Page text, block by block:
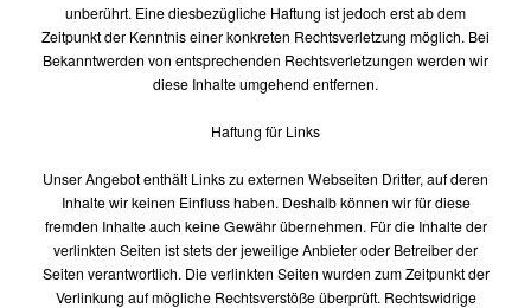
unberührt. Eine diesbezügliche Haftung ist jedoch erst ab dem
Zeitpunkt der Kenntnis einer konkreten Rechtsverletzung möglich. Bei
Bekanntwerden von entsprechenden Rechtsverletzungen werden wir
diese Inhalte umgehend entfernen.
Haftung für Links
Unser Angebot enthält Links zu externen Webseiten Dritter, auf deren
Inhalte wir keinen Einfluss haben. Deshalb können wir für diese
fremden Inhalte auch keine Gewähr übernehmen. Für die Inhalte der
verlinkten Seiten ist stets der jeweilige Anbieter oder Betreiber der
Seiten verantwortlich. Die verlinkten Seiten wurden zum Zeitpunkt der
Verlinkung auf mögliche Rechtsverstöße überprüft. Rechtswidrige